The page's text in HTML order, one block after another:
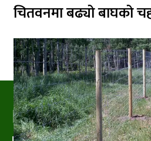
चितवनमा बढ्यो बाघको
PRAKRITIPRESS